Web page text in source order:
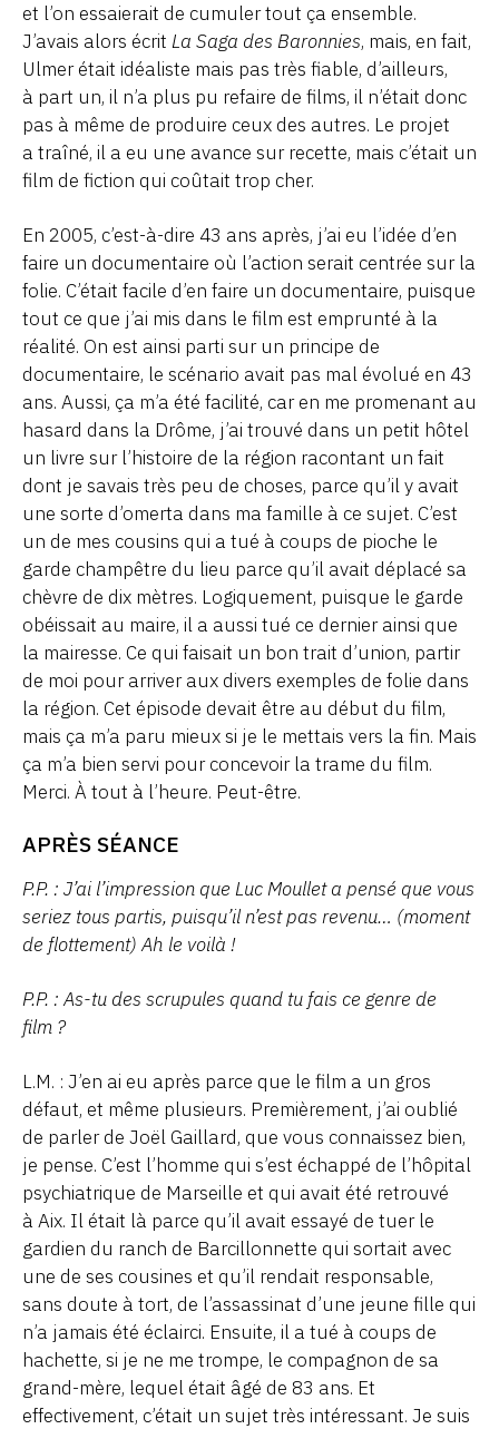
et l’on essaierait de cumuler tout ça ensemble.
J’avais alors écrit La Saga des Baronnies, mais, en fait,
Ulmer était idéaliste mais pas très fiable, d’ailleurs,
à part un, il n’a plus pu refaire de films, il n’était donc
pas à même de produire ceux des autres. Le projet
a traîné, il a eu une avance sur recette, mais c’était un
film de fiction qui coûtait trop cher.
En 2005, c’est-à-dire 43 ans après, j’ai eu l’idée d’en
faire un documentaire où l’action serait centrée sur la
folie. C’était facile d’en faire un documentaire, puisque
tout ce que j’ai mis dans le film est emprunté à la
réalité. On est ainsi parti sur un principe de
documentaire, le scénario avait pas mal évolué en 43
ans. Aussi, ça m’a été facilité, car en me promenant au
hasard dans la Drôme, j’ai trouvé dans un petit hôtel
un livre sur l’histoire de la région racontant un fait
dont je savais très peu de choses, parce qu’il y avait
une sorte d’omerta dans ma famille à ce sujet. C’est
un de mes cousins qui a tué à coups de pioche le
garde champêtre du lieu parce qu’il avait déplacé sa
chèvre de dix mètres. Logiquement, puisque le garde
obéissait au maire, il a aussi tué ce dernier ainsi que
la mairesse. Ce qui faisait un bon trait d’union, partir
de moi pour arriver aux divers exemples de folie dans
la région. Cet épisode devait être au début du film,
mais ça m’a paru mieux si je le mettais vers la fin. Mais
ça m’a bien servi pour concevoir la trame du film.
Merci. À tout à l’heure. Peut-être.
APRÈS SÉANCE
P.P. : J’ai l’impression que Luc Moullet a pensé que vous
seriez tous partis, puisqu’il n’est pas revenu… (moment
de flottement) Ah le voilà !
P.P. : As-tu des scrupules quand tu fais ce genre de
film ?
L.M. : J’en ai eu après parce que le film a un gros
défaut, et même plusieurs. Premièrement, j’ai oublié
de parler de Joël Gaillard, que vous connaissez bien,
je pense. C’est l’homme qui s’est échappé de l’hôpital
psychiatrique de Marseille et qui avait été retrouvé
à Aix. Il était là parce qu’il avait essayé de tuer le
gardien du ranch de Barcillonnette qui sortait avec
une de ses cousines et qu’il rendait responsable,
sans doute à tort, de l’assassinat d’une jeune fille qui
n’a jamais été éclairci. Ensuite, il a tué à coups de
hachette, si je ne me trompe, le compagnon de sa
grand-mère, lequel était âgé de 83 ans. Et
effectivement, c’était un sujet très intéressant. Je suis